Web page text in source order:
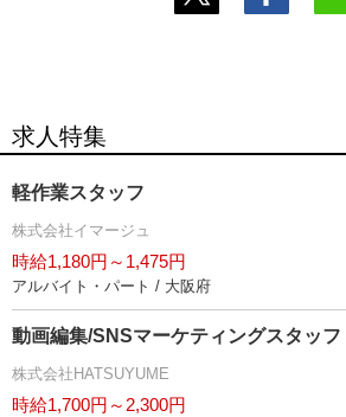
求人特集
軽作業スタッフ
株式会社イマージュ
時給1,180円～1,475円
アルバイト・パート / 大阪府
動画編集/SNSマーケティングスタッフ
株式会社HATSUYUME
時給1,700円～2,300円